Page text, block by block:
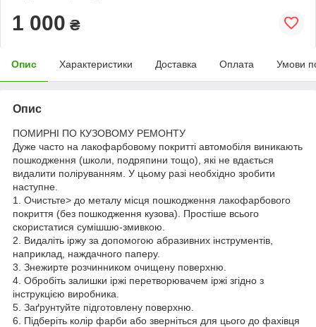
1 000 ₴
Опис Характеристики Доставка Оплата Умови
Опис
ПОМИРНІ ПО КУЗОВОМУ РЕМОНТУ
Дуже часто на лакофарбовому покритті автомобіля виникають
пошкодження (школи, подряпини тощо), які не вдається
видалити поліруванням. У цьому разі необхідно зробити
наступне.
1. Очистьте> до металу місця пошкодження лакофарбового
покриття (без пошкодження кузова). Простіше всього
скористатися сумішшю-змивкою.
2. Видаліть іржу за допомогою абразивних інструментів,
наприклад, наждачного паперу.
3. Знежирте розчинником очищену поверхню.
4. Обробіть залишки іржі перетворювачем іржі згідно з
інструкцією виробника.
5. Заґрунтуйте підготовлену поверхню.
6. Підберіть колір фарби або зверніться для цього до фахівця